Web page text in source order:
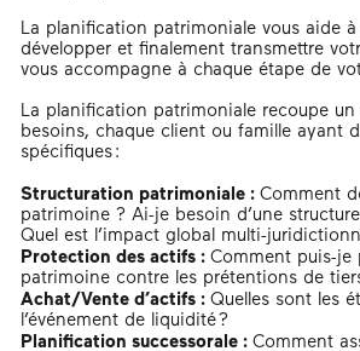
La planification patrimoniale vous aide à
développer et finalement transmettre
vous accompagne à chaque étape de
La planification patrimoniale recoupe un
besoins, chaque client ou famille ayant
spécifiques :
Structuration patrimoniale : Comment
patrimoine ? Ai-je besoin d’une
Quel est l’impact global multi-
Protection des actifs : Comment puis-je
patrimoine contre les prétentions de
Achat/Vente d’actifs : Quelles sont les
l’événement de liquidité ?
Planification successorale : Comment